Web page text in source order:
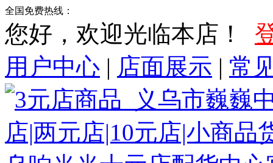
全国免费热线：
您好，欢迎光临本店！
用户中心 | 店面展示 | 常